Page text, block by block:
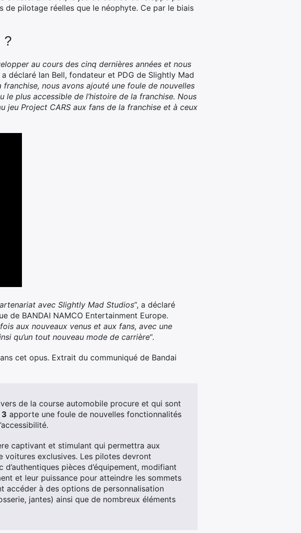
pilotage réelles que le néophyte. Ce par le biais
?
au cours des cinq dernières années et nous
a déclaré Ian Bell, fondateur et PDG de Slightly Mad
nous avons ajouté une foule de nouvelles
le plus accessible de l’histoire de la franchise. Nous
jeu Project CARS aux fans de la franchise et à ceux
avec Slightly Mad Studios“, a déclaré
de BANDAI NAMCO Entertainment Europe.
aux nouveaux venus et aux fans, avec une
qu’un tout nouveau mode de carrière“.
cet opus. Extrait du communiqué de Bandai
de la course automobile procure et qui sont
3 apporte une foule de nouvelles fonctionnalités
captivant et stimulant qui permettra aux
voitures exclusives. Les pilotes devront
pièces d’équipement, modifiant
et leur puissance pour atteindre les sommets
accéder à des options de personnalisation
jantes) ainsi que de nombreux éléments